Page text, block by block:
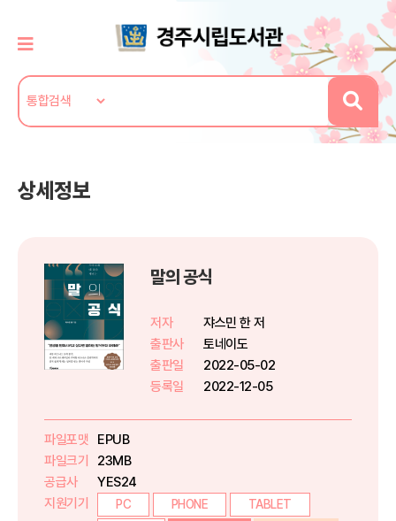
상세정보
말의 공식
저자
쟈스민 한 저
출판사
토네이도
출판일
2022-05-02
등록일
2022-12-05
파일포맷
EPUB
파일크기
23MB
공급사
YES24
지원기기
PC PHONE
TABLET